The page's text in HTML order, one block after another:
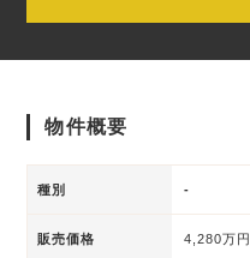
物件概要
種別 -
販売価格 4,280万円